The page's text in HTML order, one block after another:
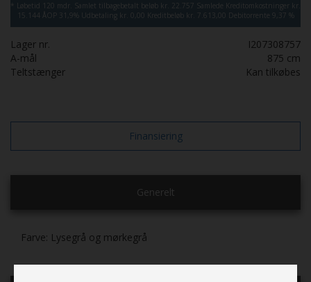
* Løbetid 120 mdr. Samlet tilbagebetalt beløb kr. 22.757 Samlede Kreditomkostninger kr.
15.144 ÅOP 31,9% Udbetaling kr. 0,00 Kreditbeløb kr. 7.613,00 Debitorrente 9,37 %
Lager nr.
I207308757
A-mål
875 cm
Teltstænger
Kan tilkøbes
Finansiering
Generelt
Farve: Lysegrå og mørkegrå